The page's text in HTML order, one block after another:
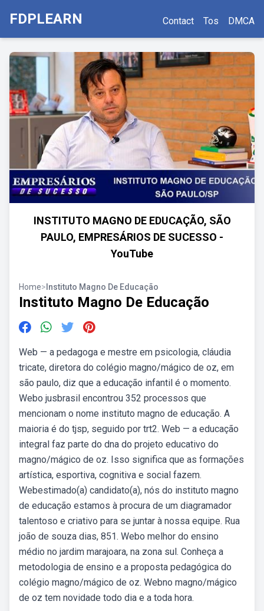
FDPLEARN Contact Tos DMCA
INSTITUTO MAGNO DE EDUCAÇÃO, SÃO
PAULO, EMPRESÁRIOS DE SUCESSO -
YouTube
Home> Instituto Magno De Educação
Instituto Magno De Educação
Web — a pedagoga e mestre em psicologia, cláudia
tricate, diretora do colégio magno/mágico de oz, em
são paulo, diz que a educação infantil é o momento.
Webo jusbrasil encontrou 352 processos que
mencionam o nome instituto magno de educação. A
maioria é do tjsp, seguido por trt2. Web — a educação
integral faz parte do dna do projeto educativo do
magno/mágico de oz. Isso significa que as formações
artística, esportiva, cognitiva e social fazem.
Webestimado(a) candidato(a), nós do instituto magno
de educação estamos à procura de um diagramador
talentoso e criativo para se juntar à nossa equipe. Rua
joão de souza dias, 851. Webo melhor do ensino
médio no jardim marajoara, na zona sul. Conheça a
metodologia de ensino e a proposta pedagógica do
colégio magno/mágico de oz. Webno magno/mágico
de oz tem novidade todo dia e a toda hora.